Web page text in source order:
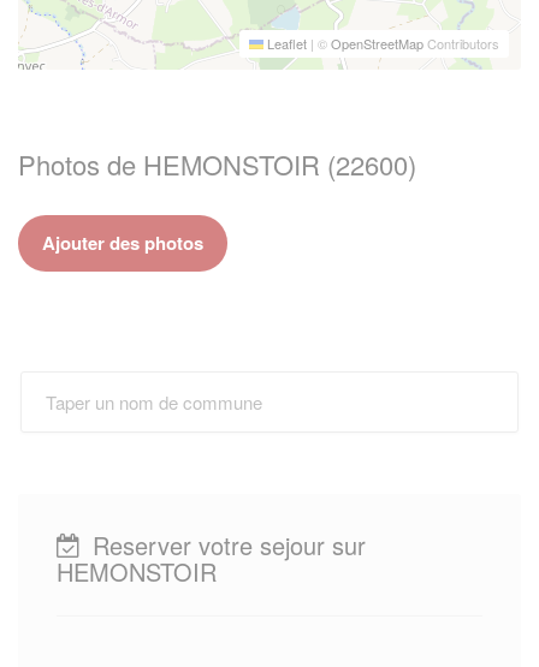
Leaflet | ©OpenStreetMapContributors
Photos de HEMONSTOIR (22600)
Ajouter des photos
Reserver votre sejour sur
HEMONSTOIR